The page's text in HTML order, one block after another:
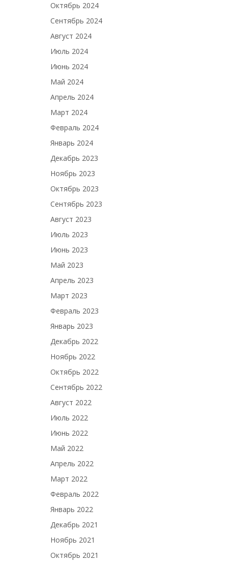
Октябрь 2024
Сентябрь 2024
Август 2024
Июль 2024
Июнь 2024
Май 2024
Апрель 2024
Март 2024
Февраль 2024
Январь 2024
Декабрь 2023
Ноябрь 2023
Октябрь 2023
Сентябрь 2023
Август 2023
Июль 2023
Июнь 2023
Май 2023
Апрель 2023
Март 2023
Февраль 2023
Январь 2023
Декабрь 2022
Ноябрь 2022
Октябрь 2022
Сентябрь 2022
Август 2022
Июль 2022
Июнь 2022
Май 2022
Апрель 2022
Март 2022
Февраль 2022
Январь 2022
Декабрь 2021
Ноябрь 2021
Октябрь 2021